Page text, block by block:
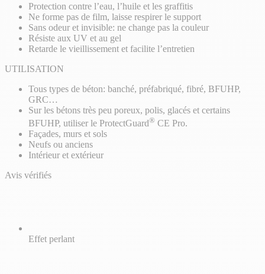
Protection contre l’eau, l’huile et les graffitis
Ne forme pas de film, laisse respirer le support
Sans odeur et invisible: ne change pas la couleur
Résiste aux UV et au gel
Retarde le vieillissement et facilite l’entretien
UTILISATION
Tous types de béton: banché, préfabriqué, fibré, BFUHP,
GRC…
Sur les bétons très peu poreux, polis, glacés et certains
BFUHP, utiliser le ProtectGuard® CE Pro.
Façades, murs et sols
Neufs ou anciens
Intérieur et extérieur
Avis vérifiés
Effet perlant